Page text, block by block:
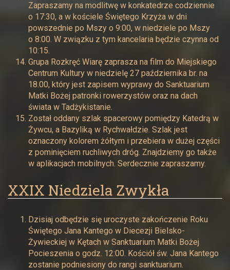
Zapraszamy na modlitwę w konkatedrze codziennie
o 17:30, a w kościele Świętego Krzyża w dni
powszednie po Mszy o 9:00, w niedziele po Mszy
o 8:00. W związku z tym kancelaria będzie czynna od
10:15.
Grupa Rozkręć Wiarę zaprasza na film do Miejskiego
Centrum Kultury w niedzielę 27 października br. na
18.00, który jest zapisem wyprawy do Sanktuarium
Matki Bożej patronki rowerzystów oraz na dach
świata w Tadżykistanie.
Został oddany szlak spacerowy pomiędzy Katedrą w
Żywcu, a Bazyliką w Rychwałdzie. Szlak jest
oznaczony kolorem żółtym i przebiera w dużej części
z pominięciem ruchliwych dróg. Znajdziemy go także
w aplikacjach mobilnych. Serdecznie zapraszamy.
XXIX Niedziela Zwykła
Dzisiaj odbędzie się uroczyste zakończenie Roku
Świętego Jana Kantego w Diecezji Bielsko-
Żywieckiej w Kętach w Sanktuarium Matki Bożej
Pocieszenia o godz. 12:00. Kościół św. Jana Kantego
zostanie podniesiony do rangi sanktuarium.